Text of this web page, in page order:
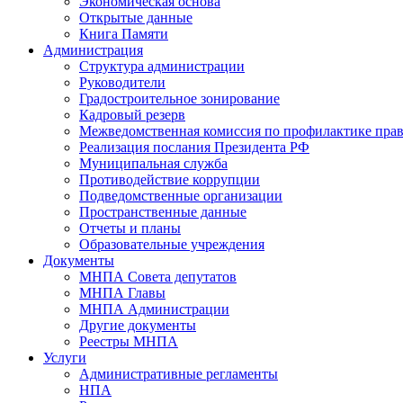
Открытые данные
Книга Памяти
Администрация
Структура администрации
Руководители
Градостроительное зонирование
Кадровый резерв
Межведомственная комиссия по профилактике
Реализация послания Президента РФ
Муниципальная служба
Противодействие коррупции
Подведомственные организации
Пространственные данные
Отчеты и планы
Образовательные учреждения
Документы
МНПА Совета депутатов
МНПА Главы
МНПА Администрации
Другие документы
Реестры МНПА
Услуги
Административные регламенты
НПА